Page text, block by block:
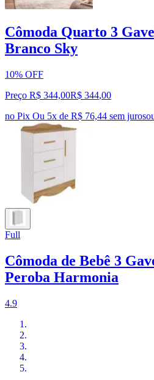
Cômoda Quarto 3
Branco Sky
10% OFF
Preço R$ 344,00R$ 344,00
no Pix Ou 5x de R$ 76,44 sem juros
Full
Cômoda de Bebê 3
Peroba Harmonia
4.9